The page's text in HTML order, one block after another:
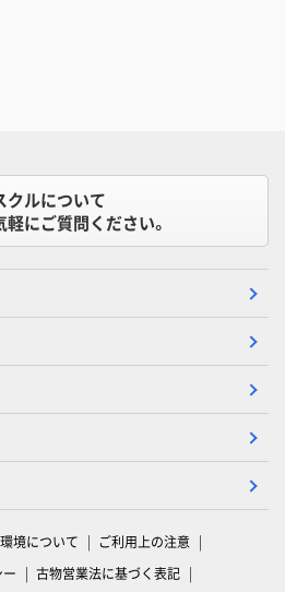
クルについて
軽にご質問ください。
境について
ご利用上の注意
古物営業法に基づく表記